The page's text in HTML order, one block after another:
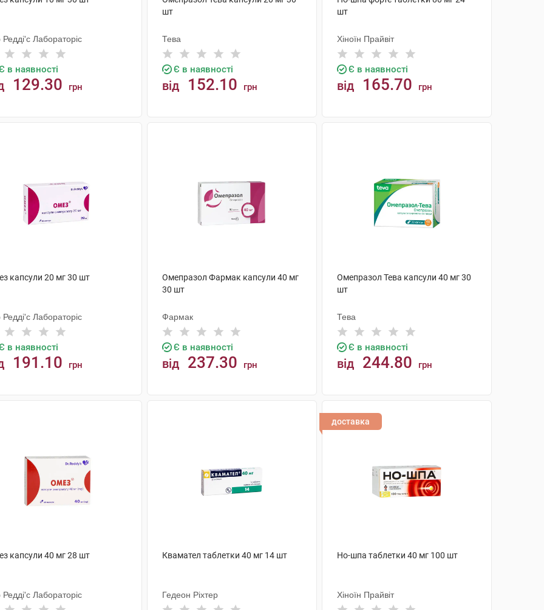
Редді'с Лабораторіс
в наявності
129.30 грн
шт
Тева
Є в наявності
від 152.10 грн
шт
Хіноїн Прайвіт
Є в наявності
від 165.70 грн
капсули 20 мг 30 шт
Редді'с Лабораторіс
в наявності
191.10 грн
Омепразол Фармак капсули 40 мг
30 шт
Фармак
Є в наявності
від 237.30 грн
Омепразол Тева капсули 40 мг 30
шт
Тева
Є в наявності
від 244.80 грн
капсули 40 мг 28 шт
Редді'с Лабораторіс
Квамател таблетки 40 мг 14 шт
Гедеон Ріхтер
доставка
Но-шпа таблетки 40 мг 100 шт
Хіноїн Прайвіт